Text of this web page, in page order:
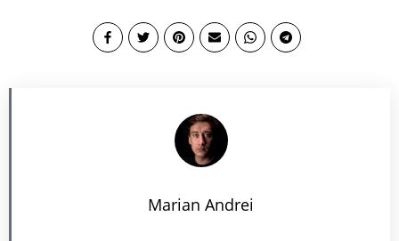
Marian Andrei